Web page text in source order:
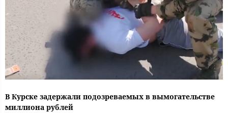
В Курске задержали подозреваемых в вымогательстве
миллиона рублей